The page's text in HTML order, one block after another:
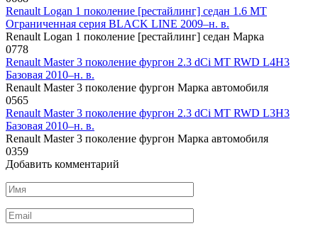
Renault Logan 1 поколение [рестайлинг] седан 1.6 MT
Ограниченная серия BLACK LINE 2009–н. в.
Renault Logan 1 поколение [рестайлинг] седан Марка
0778
Renault Master 3 поколение фургон 2.3 dCi MT RWD L4H3
Базовая 2010–н. в.
Renault Master 3 поколение фургон Марка автомобиля
0565
Renault Master 3 поколение фургон 2.3 dCi MT RWD L3H3
Базовая 2010–н. в.
Renault Master 3 поколение фургон Марка автомобиля
0359
Добавить комментарий
Имя
*
Email